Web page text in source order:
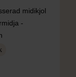
midikjol
-